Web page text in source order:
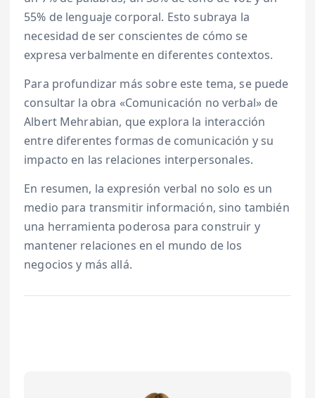
55% de lenguaje corporal. Esto subraya la
necesidad de ser conscientes de cómo se
expresa verbalmente en diferentes contextos.
Para profundizar más sobre este tema, se puede
consultar la obra «Comunicación no verbal» de
Albert Mehrabian, que explora la interacción
entre diferentes formas de comunicación y su
impacto en las relaciones interpersonales.
En resumen, la expresión verbal no solo es un
medio para transmitir información, sino también
una herramienta poderosa para construir y
mantener relaciones en el mundo de los
negocios y más allá.